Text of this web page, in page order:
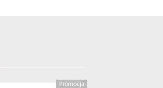
Promocja